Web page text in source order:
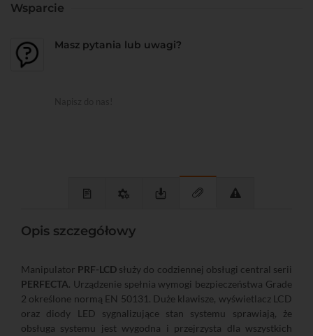
Wsparcie
Masz pytania lub uwagi?
Opis szczegółowy
Manipulator PRF-LCD służy do codziennej obsługi central serii
PERFECTA. Urządzenie spełnia wymogi bezpieczeństwa Grade
2 określone normą EN 50131. Duże klawisze, wyświetlacz LCD
oraz diody LED sygnalizujące stan systemu sprawiają, że
obsługa systemu jest wygodna i przejrzysta dla wszystkich